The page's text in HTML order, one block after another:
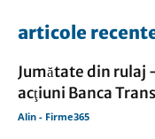
articole
Jumătate din rulaj
acţiuni Banca
Alin - Firme365